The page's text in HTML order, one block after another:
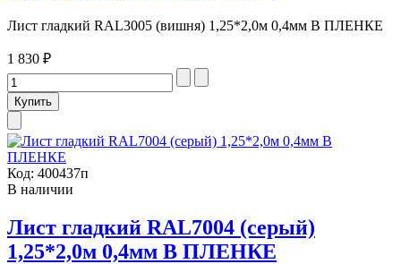
Лист гладкий RAL3005 (вишня) 1,25*2,0м 0,4мм В ПЛЕНКЕ
1 830 ₽
Код: 400437п
В наличии
Лист гладкий RAL7004 (серый)
1,25*2,0м 0,4мм В ПЛЕНКЕ